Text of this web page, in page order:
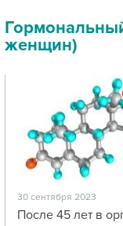
женщин)
30 сентября 2023
После 45 лет в